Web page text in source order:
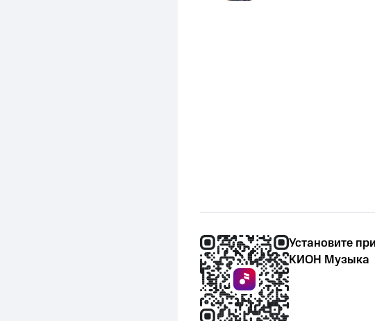
Установите
КИОН Музыка